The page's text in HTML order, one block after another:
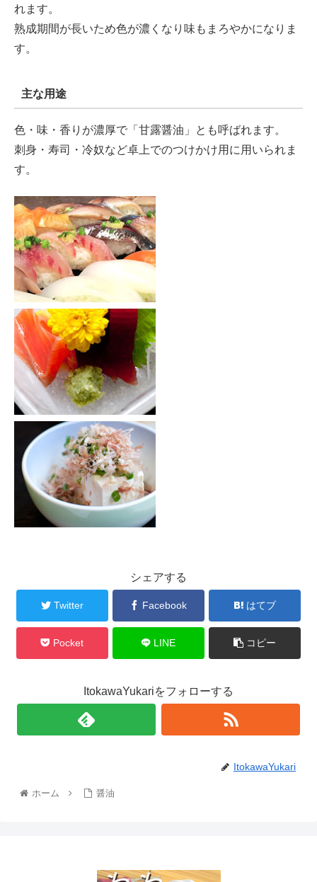
れます。
熟成期間が長いため色が濃くなり味もまろやかになりま
す。
主な用途
色・味・香りが濃厚で「甘露醤油」とも呼ばれます。
刺身・寿司・冷奴など卓上でのつけかけ用に用いられま
す。
シェアする
Twitter Facebook はてブ
Pocket LINE コピー
ItokawaYukariをフォローする
ItokawaYukari
ホーム 醤油